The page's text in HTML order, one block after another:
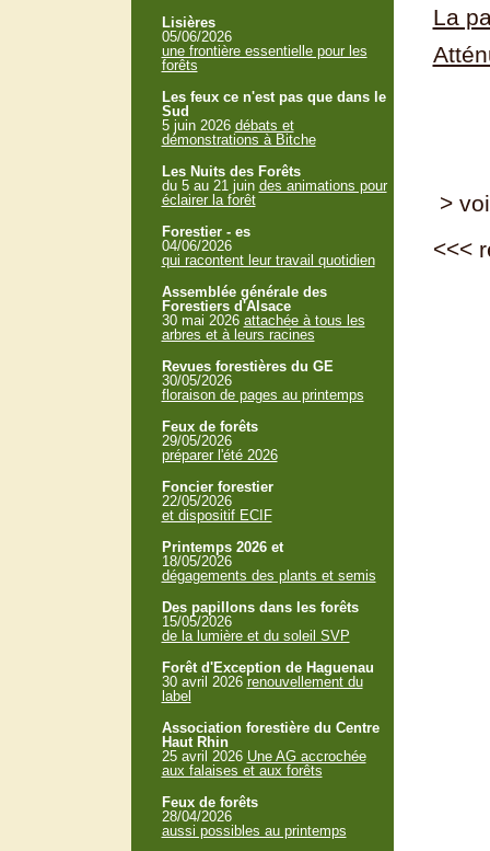
La
>
<<<
Lisières
05/06/2026
une frontière essentielle pour les
forêts
Les feux ce n'est pas que dans le
Sud
5 juin 2026 débats et
démonstrations à Bitche
Les Nuits des Forêts
du 5 au 21 juin des animations pour
éclairer la forêt
Forestier - es
04/06/2026
qui racontent leur travail quotidien
Assemblée générale des
Forestiers d'Alsace
30 mai 2026 attachée à tous les
arbres et à leurs racines
Revues forestières du GE
30/05/2026
floraison de pages au printemps
Feux de forêts
29/05/2026
préparer l'été 2026
Foncier forestier
22/05/2026
et dispositif ECIF
Printemps 2026 et
18/05/2026
dégagements des plants et semis
Des papillons dans les forêts
15/05/2026
de la lumière et du soleil SVP
Forêt d'Exception de Haguenau
30 avril 2026 renouvellement du
label
Association forestière du Centre
Haut Rhin
25 avril 2026 Une AG accrochée
aux falaises et aux forêts
Feux de forêts
28/04/2026
aussi possibles au printemps